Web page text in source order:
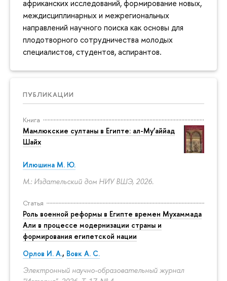
африканских исследований, формирование новых,
междисциплинарных и межрегиональных
направлений научного поиска как основы для
плодотворного сотрудничества молодых
специалистов, студентов, аспирантов.
ПУБЛИКАЦИИ
Книга
Мамлюкские султаны в Египте: ал-Му’аййад
Шайх
Илюшина М. Ю.
М.: Издательский дом НИУ ВШЭ, 2026.
Статья
Роль военной реформы в Египте времен Мухаммада
Али в процессе модернизации страны и
формирования египетской нации
Орлов И. А., Вовк А. С.
Электронный научно-образовательный журнал